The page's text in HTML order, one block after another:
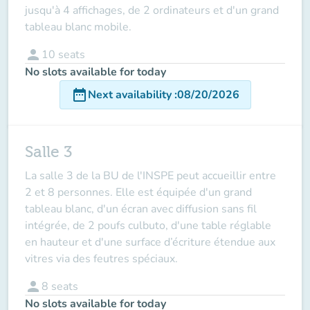
jusqu'à 4 affichages, de 2 ordinateurs et d'un grand
tableau blanc mobile.
person 10 seats
No slots available for today
date_rangeNext availability:08/20/2026
Salle 3
La salle 3 de la BU de l'INSPE peut accueillir entre
2 et 8 personnes. Elle est équipée d'un grand
tableau blanc, d'un écran avec diffusion sans fil
intégrée, de 2 poufs culbuto, d'une table réglable
en hauteur et d'une surface d’écriture étendue aux
vitres via des feutres spéciaux.
person 8 seats
No slots available for today